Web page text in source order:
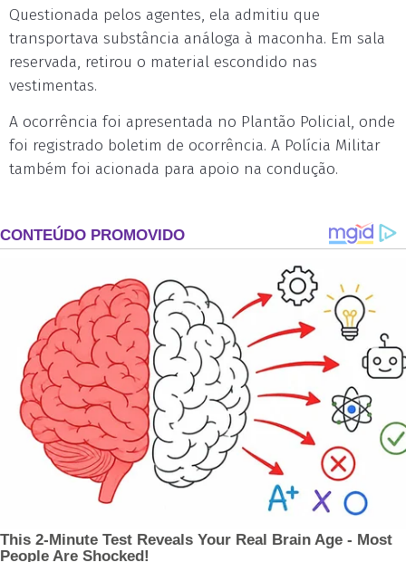
Questionada pelos agentes, ela admitiu que
transportava substância análoga à maconha. Em sala
reservada, retirou o material escondido nas
vestimentas.
A ocorrência foi apresentada no Plantão Policial, onde
foi registrado boletim de ocorrência. A Polícia Militar
também foi acionada para apoio na condução.